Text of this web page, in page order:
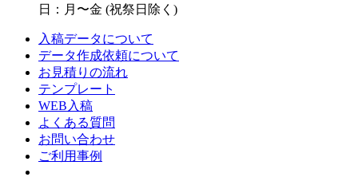
日：月〜金 (祝祭日除く)
入稿データについて
データ作成依頼について
お見積りの流れ
テンプレート
WEB入稿
よくある質問
お問い合わせ
ご利用事例